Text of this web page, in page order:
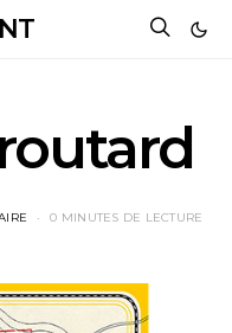
0 MINUTES DE LECTURE